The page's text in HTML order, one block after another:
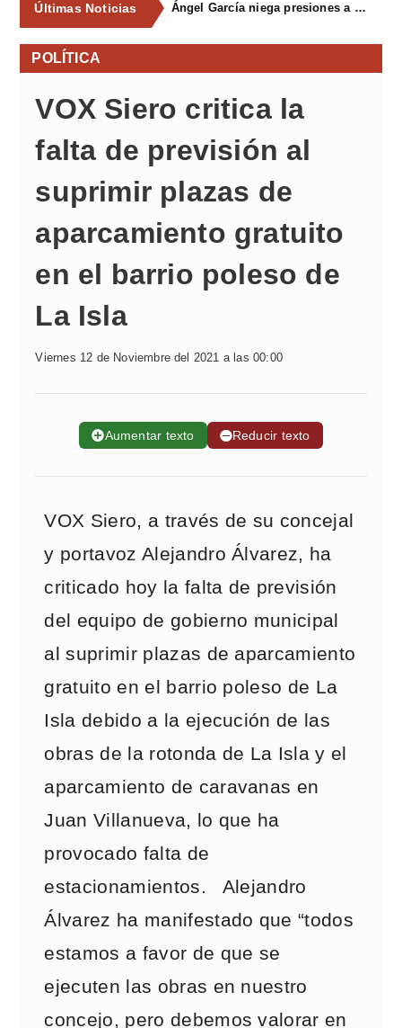
Últimas Noticias Ángel García niega presiones a comercios y asegura que el Ayuntamiento cumple "de manera muy rigurosa" la Ley de Contratos
POLÍTICA
VOX Siero critica la
falta de previsión al
suprimir plazas de
aparcamiento gratuito
en el barrio poleso de
La Isla
Viernes 12 de Noviembre del 2021 a las 00:00
➕Aumentar texto ➖Reducir texto
VOX Siero, a través de su concejal
y portavoz Alejandro Álvarez, ha
criticado hoy la falta de previsión
del equipo de gobierno municipal
al suprimir plazas de aparcamiento
gratuito en el barrio poleso de La
Isla debido a la ejecución de las
obras de la rotonda de La Isla y el
aparcamiento de caravanas en
Juan Villanueva, lo que ha
provocado falta de
estacionamientos. Alejandro
Álvarez ha manifestado que “todos
estamos a favor de que se
ejecuten las obras en nuestro
concejo, pero debemos valorar en